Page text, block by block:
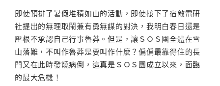
即使預排了暑假堆積如山的活動，即使接下了宿敵電研
社提出的無理取鬧兼有勇無謀的對決，我明白春日還是
壓根不承認自己行事魯莽。但是，讓ＳＯＳ團全體在雪
山落難，不叫作魯莽是要叫作什麼？偏偏最靠得住的長
門又在此時發燒病倒，這真是ＳＯＳ團成立以來，面臨
的最大危機！